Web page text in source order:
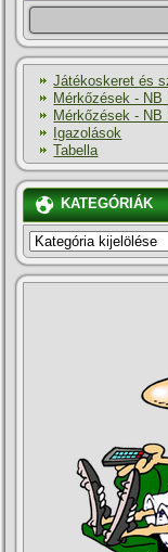
Játékoskeret és
Mérkőzések - NB I
Mérkőzések - NB
Igazolások
Tabella
KATEGÓRIÁK
KATEGÓRIÁK